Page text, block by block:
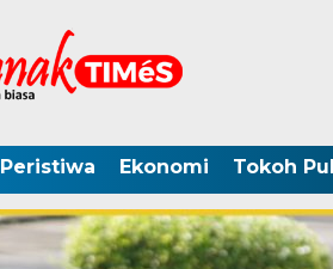
Peristiwa Ekonomi Tokoh